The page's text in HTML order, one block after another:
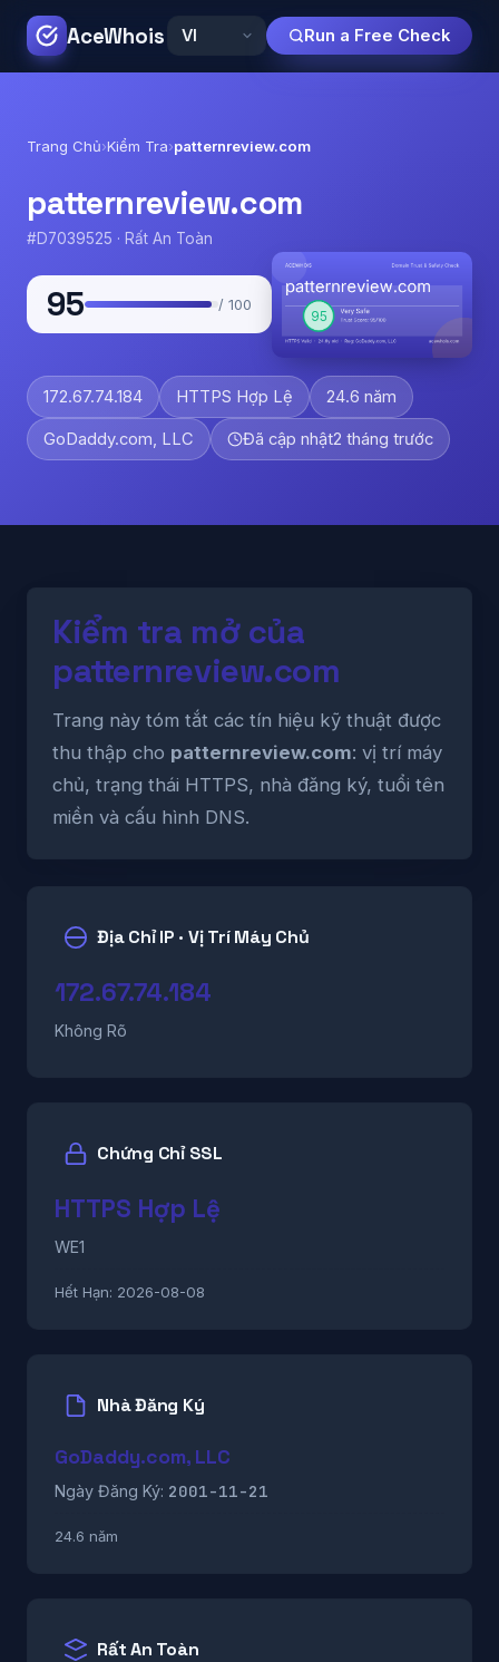
AceWhois Run a Free Check
Trang Chủ›Kiểm Tra›patternreview.com
patternreview.com
#D7039525 · Rất An Toàn
95 / 100
172.67.74.184 HTTPS Hợp Lệ 24.6 năm
GoDaddy.com, LLC Đã cập nhật2 tháng trước
Kiểm tra mở của
patternreview.com
Trang này tóm tắt các tín hiệu kỹ thuật được
thu thập cho patternreview.com: vị trí máy
chủ, trạng thái HTTPS, nhà đăng ký, tuổi tên
miền và cấu hình DNS.
Địa Chỉ IP · Vị Trí Máy Chủ
172.67.74.184
Không Rõ
Chứng Chỉ SSL
HTTPS Hợp Lệ
WE1
Hết Hạn: 2026-08-08
Nhà Đăng Ký
GoDaddy.com, LLC
Ngày Đăng Ký: 2001-11-21
24.6 năm
Rất An Toàn